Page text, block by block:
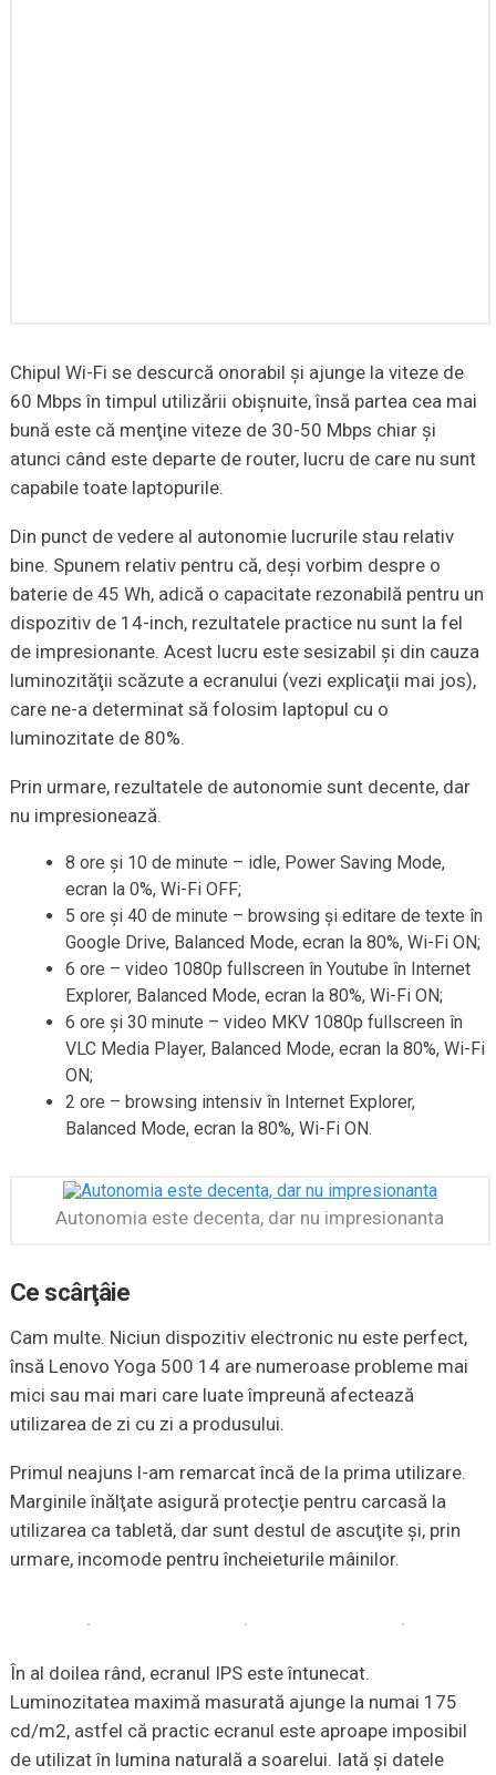
Chipul Wi-Fi se descurcă onorabil şi ajunge la viteze de
60 Mbps în timpul utilizării obişnuite, însă partea cea mai
bună este că menţine viteze de 30-50 Mbps chiar şi
atunci când este departe de router, lucru de care nu sunt
capabile toate laptopurile.
Din punct de vedere al autonomie lucrurile stau relativ
bine. Spunem relativ pentru că, deşi vorbim despre o
baterie de 45 Wh, adică o capacitate rezonabilă pentru un
dispozitiv de 14-inch, rezultatele practice nu sunt la fel
de impresionante. Acest lucru este sesizabil şi din cauza
luminozităţii scăzute a ecranului (vezi explicaţii mai jos),
care ne-a determinat să folosim laptopul cu o
luminozitate de 80%.
Prin urmare, rezultatele de autonomie sunt decente, dar
nu impresionează.
8 ore şi 10 de minute – idle, Power Saving Mode,
ecran la 0%, Wi-Fi OFF;
5 ore şi 40 de minute – browsing şi editare de texte în
Google Drive, Balanced Mode, ecran la 80%, Wi-Fi ON;
6 ore – video 1080p fullscreen în Youtube în Internet
Explorer, Balanced Mode, ecran la 80%, Wi-Fi ON;
6 ore şi 30 minute – video MKV 1080p fullscreen în
VLC Media Player, Balanced Mode, ecran la 80%, Wi-Fi
ON;
2 ore – browsing intensiv în Internet Explorer,
Balanced Mode, ecran la 80%, Wi-Fi ON.
Autonomia este decenta, dar nu impresionanta
Ce scârţâie
Cam multe. Niciun dispozitiv electronic nu este perfect,
însă Lenovo Yoga 500 14 are numeroase probleme mai
mici sau mai mari care luate împreună afectează
utilizarea de zi cu zi a produsului.
Primul neajuns l-am remarcat încă de la prima utilizare.
Marginile înălţate asigură protecţie pentru carcasă la
utilizarea ca tabletă, dar sunt destul de ascuţite şi, prin
urmare, incomode pentru încheieturile mâinilor.
În al doilea rând, ecranul IPS este întunecat.
Luminozitatea maximă masurată ajunge la numai 175
cd/m2, astfel că practic ecranul este aproape imposibil
de utilizat în lumina naturală a soarelui. Iată şi datele